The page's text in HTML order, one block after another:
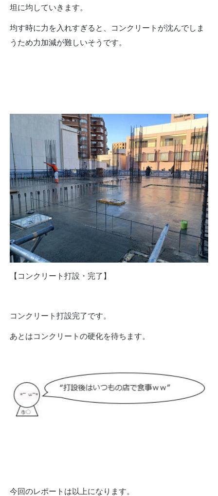
坦に均していきます。
均す時に力を入れすぎると、コンクリートが沈んでしま
うため力加減が難しいそうです。
【コンクリート打設・完了】
コンクリート打設完了です。
あとはコンクリートの硬化を待ちます。
今回のレポートは以上になります。